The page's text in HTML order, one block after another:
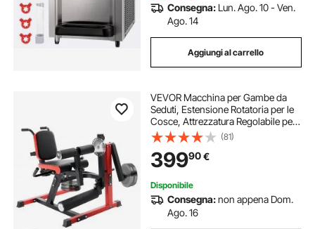
Consegna: Lun. Ago. 10 - Ven.
Ago. 14
Aggiungi al carrello
VEVOR Macchina per Gambe da
Seduti, Estensione Rotatoria per le
Cosce, Attrezzatura Regolabile per
Esercizi Speciali per Corpo, Panca
per Allenamento Pesante per
Palestra Capacità 249,5 kg
(81)
39990€
Disponibile
Consegna:non appena Dom.
Ago. 16